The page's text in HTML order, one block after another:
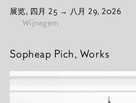
展览, 由
四月 25 → 八月 29, 2026
Wijnegem
Sopheap Pich, Works